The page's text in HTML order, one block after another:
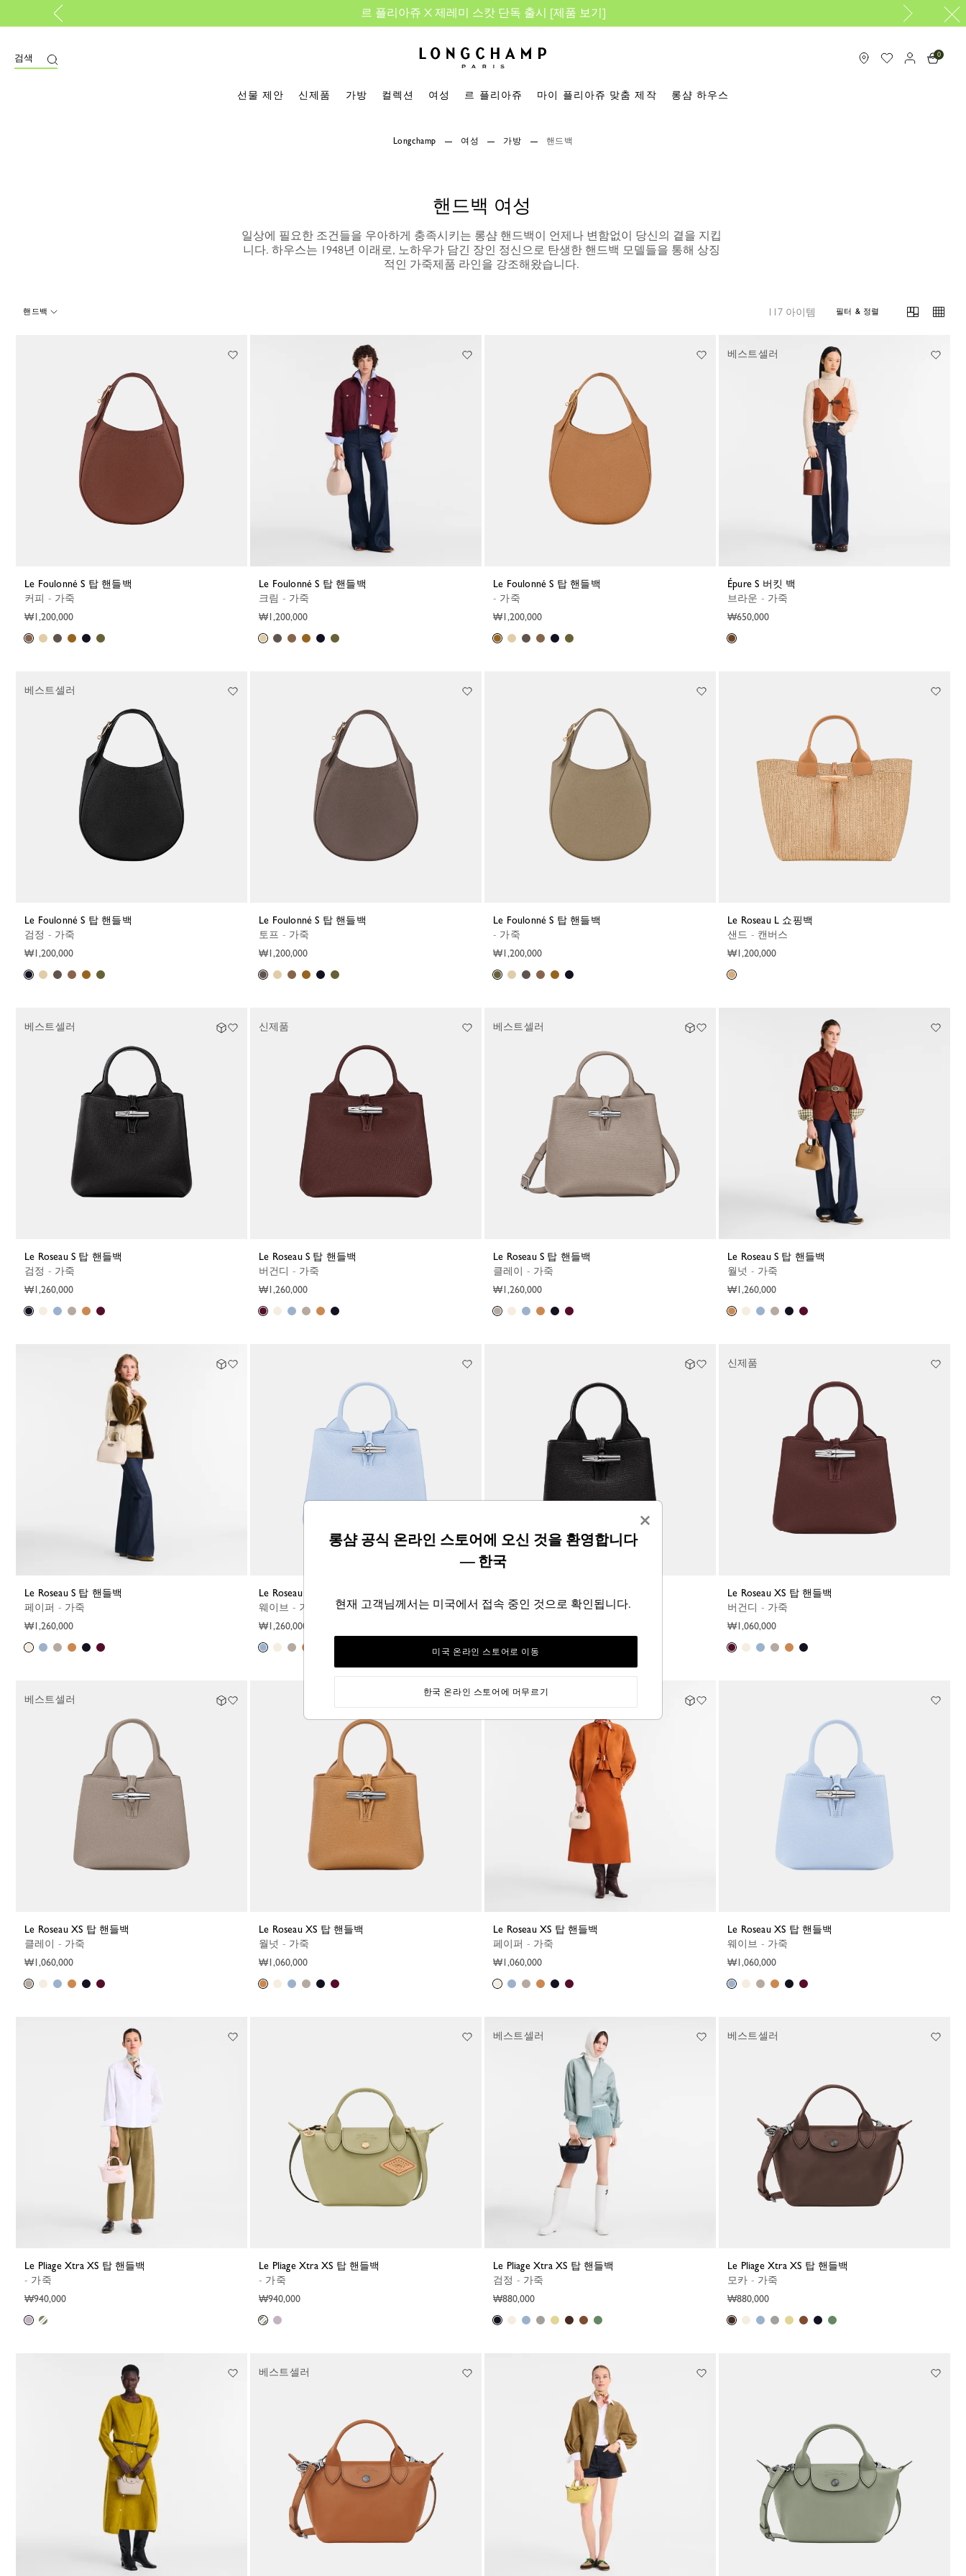
르 플리아쥬 X 제레미 스캇 단독 출시 [제품 보기]
검색 0
선물 제안 신제품 가방 컬렉션 여성 르 플리아쥬 마이 플리아쥬 맞춤 제작 롱샴 하우스
Longchamp 여성 가방 핸드백
핸드백 여성
일상에 필요한 조건들을 우아하게 충족시키는 롱샴 핸드백이 언제나 변함없이 당신의 곁을 지킵
니다. 하우스는 1948년 이래로, 노하우가 담긴 장인 정신으로 탄생한 핸드백 모델들을 통해 상징
적인 가죽제품 라인을 강조해왔습니다.
핸드백 117 아이템 필터 & 정렬
Le Foulonné S 탑 핸들백
커피 - 가죽
₩1,200,000
Le Foulonné S 탑 핸들백
크림 - 가죽
₩1,200,000
Le Foulonné S 탑 핸들백
- 가죽
₩1,200,000
Épure S 버킷 백
브라운 - 가죽
₩650,000
베스트셀러
Le Foulonné S 탑 핸들백
검정 - 가죽
₩1,200,000
베스트셀러
Le Foulonné S 탑 핸들백
토프 - 가죽
₩1,200,000
Le Foulonné S 탑 핸들백
- 가죽
₩1,200,000
Le Roseau L 쇼핑백
샌드 - 캔버스
₩1,200,000
Le Roseau S 탑 핸들백
검정 - 가죽
₩1,260,000
베스트셀러
Le Roseau S 탑 핸들백
버건디 - 가죽
₩1,260,000
신제품
Le Roseau S 탑 핸들백
클레이 - 가죽
₩1,260,000
베스트셀러
Le Roseau S 탑 핸들백
월넛 - 가죽
₩1,260,000
Le Roseau S 탑 핸들백
페이퍼 - 가죽
₩1,260,000
Le Roseau S 탑 핸들백
웨이브 - 가죽
₩1,260,000
검정 - 가죽
Le Roseau XS 탑 핸들백
버건디 - 가죽
₩1,060,000
신제품
Le Roseau XS 탑 핸들백
클레이 - 가죽
₩1,060,000
베스트셀러
Le Roseau XS 탑 핸들백
월넛 - 가죽
₩1,060,000
Le Roseau XS 탑 핸들백
페이퍼 - 가죽
₩1,060,000
Le Roseau XS 탑 핸들백
웨이브 - 가죽
₩1,060,000
Le Pliage Xtra XS 탑 핸들백
- 가죽
₩940,000
Le Pliage Xtra XS 탑 핸들백
- 가죽
₩940,000
Le Pliage Xtra XS 탑 핸들백
검정 - 가죽
₩880,000
베스트셀러
Le Pliage Xtra XS 탑 핸들백
모카 - 가죽
₩880,000
베스트셀러
베스트셀러
×
롱샴 공식 온라인 스토어에 오신 것을 환영합니다
— 한국
현재 고객님께서는 미국에서 접속 중인 것으로 확인됩니다.
미국 온라인 스토어로 이동
한국 온라인 스토어에 머무르기